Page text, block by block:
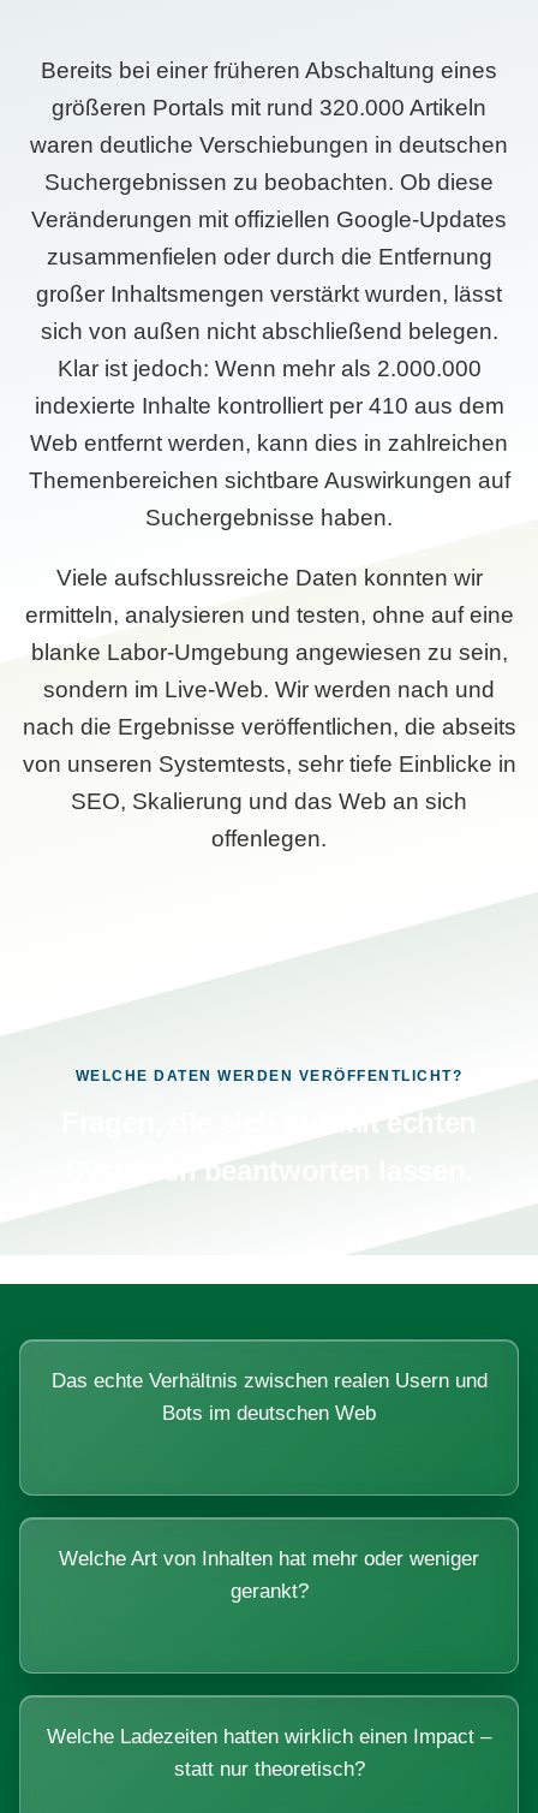
Bereits bei einer früheren Abschaltung eines
größeren Portals mit rund 320.000 Artikeln
waren deutliche Verschiebungen in deutschen
Suchergebnissen zu beobachten. Ob diese
Veränderungen mit offiziellen Google-Updates
zusammenfielen oder durch die Entfernung
großer Inhaltsmengen verstärkt wurden, lässt
sich von außen nicht abschließend belegen.
Klar ist jedoch: Wenn mehr als 2.000.000
indexierte Inhalte kontrolliert per 410 aus dem
Web entfernt werden, kann dies in zahlreichen
Themenbereichen sichtbare Auswirkungen auf
Suchergebnisse haben.
Viele aufschlussreiche Daten konnten wir
ermitteln, analysieren und testen, ohne auf eine
blanke Labor-Umgebung angewiesen zu sein,
sondern im Live-Web. Wir werden nach und
nach die Ergebnisse veröffentlichen, die abseits
von unseren Systemtests, sehr tiefe Einblicke in
SEO, Skalierung und das Web an sich
offenlegen.
WELCHE DATEN WERDEN VERÖFFENTLICHT?
Das echte Verhältnis zwischen realen Usern und
Bots im deutschen Web
Welche Art von Inhalten hat mehr oder weniger
gerankt?
Welche Ladezeiten hatten wirklich einen Impact –
statt nur theoretisch?